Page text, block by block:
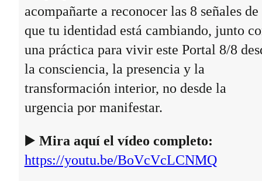
acompañarte a reconocer las 8 señales de
que tu identidad está cambiando, junto
una práctica para vivir este Portal 8/8
la consciencia, la presencia y la
transformación interior, no desde la
urgencia por manifestar.
▶️ Mira aquí el vídeo completo:
https://youtu.be/BoVcVcLCNMQ